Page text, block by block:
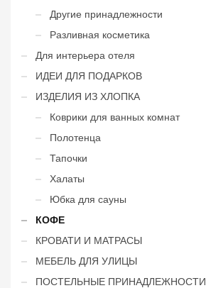
Другие принадлежности
Разливная косметика
Для интерьера отеля
ИДЕИ ДЛЯ ПОДАРКОВ
ИЗДЕЛИЯ ИЗ ХЛОПКА
Коврики для ванных комнат
Полотенца
Тапочки
Халаты
Юбка для сауны
КОФЕ
КРОВАТИ И МАТРАСЫ
МЕБЕЛЬ ДЛЯ УЛИЦЫ
ПОСТЕЛЬНЫЕ ПРИНАДЛЕЖНОСТИ